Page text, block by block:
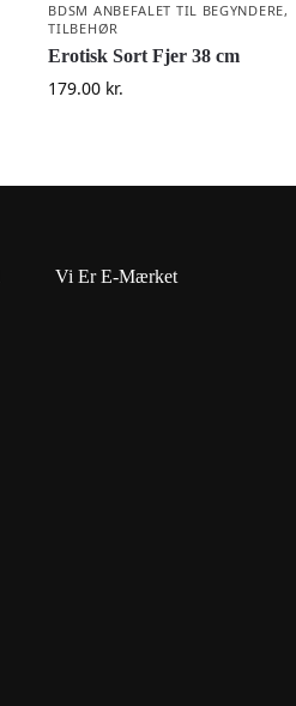
BDSM ANBEFALET TIL BEGYNDERE,
TILBEHØR
Erotisk Sort Fjer 38 cm
179.00 kr.
Vi Er E-Mærket